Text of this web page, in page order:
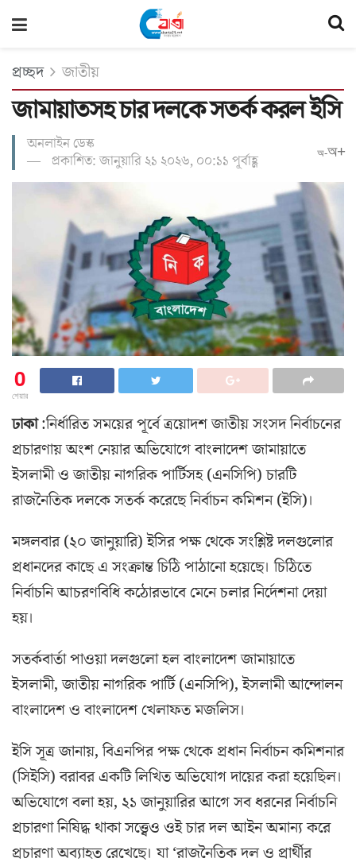
প্রচ্ছদ জাতীয়
জামায়াতসহ চার দলকে সতর্ক করল ইসি
অনলাইন ডেস্ক
প্রকাশিত: জানুয়ারি ২১ ২০২৬, ০০:১১ পূর্বাহ্ণ
অ-অ+
0
শেয়ার
ঢাকা:নির্ধারিত সময়ের পূর্বে ত্রয়োদশ জাতীয় সংসদ নির্বাচনের
প্রচারণায় অংশ নেয়ার অভিযোগে বাংলাদেশ জামায়াতে
ইসলামী ও জাতীয় নাগরিক পার্টিসহ (এনসিপি) চারটি
রাজনৈতিক দলকে সতর্ক করেছে নির্বাচন কমিশন (ইসি)।
মঙ্গলবার (২০ জানুয়ারি) ইসির পক্ষ থেকে সংশ্লিষ্ট দলগুলোর
প্রধানদের কাছে এ সংক্রান্ত চিঠি পাঠানো হয়েছে। চিঠিতে
নির্বাচনি আচরণবিধি কঠোরভাবে মেনে চলার নির্দেশনা দেয়া
হয়।
সতর্কবার্তা পাওয়া দলগুলো হল বাংলাদেশ জামায়াতে
ইসলামী, জাতীয় নাগরিক পার্টি (এনসিপি), ইসলামী আন্দোলন
বাংলাদেশ ও বাংলাদেশ খেলাফত মজলিস।
ইসি সূত্র জানায়, বিএনপির পক্ষ থেকে প্রধান নির্বাচন কমিশনার
(সিইসি) বরাবর একটি লিখিত অভিযোগ দায়ের করা হয়েছিল।
অভিযোগে বলা হয়, ২১ জানুয়ারির আগে সব ধরনের নির্বাচনি
প্রচারণা নিষিদ্ধ থাকা সত্ত্বেও ওই চার দল আইন অমান্য করে
প্রচারণা অব্যাহত রেখেছে। যা ‘রাজনৈতিক দল ও প্রার্থীর